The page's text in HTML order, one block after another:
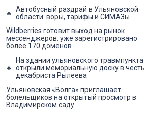
Автобусный раздрай в Ульяновской
области: воры, тарифы и СИМАЗы
Wildberries готовит выход на рынок
мессенджеров: уже зарегистрировано
более 170 доменов
На здании ульяновского травмпункта
открыли мемориальную доску в честь
декабриста Рылеева
Ульяновская «Волга» приглашает
болельщиков на открытый просмотр в
Владимирском саду